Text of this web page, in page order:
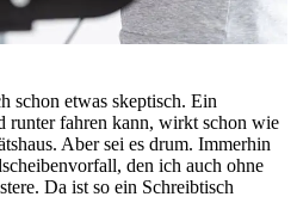
schon etwas skeptisch. Ein
runter fahren kann, wirkt schon wie
Aber sei es drum. Immerhin
den ich auch ohne
Da ist so ein Schreibtisch